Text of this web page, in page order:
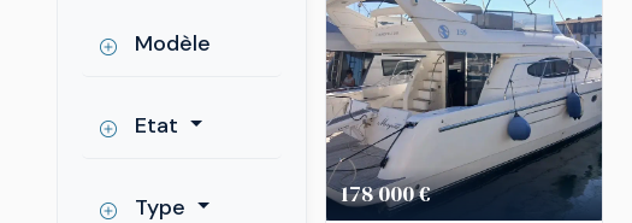
Modèle
Etat
Type 178 000 €